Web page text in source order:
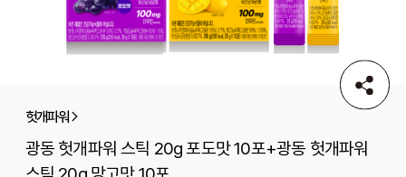
헛개파워
광동 헛개파워 스틱 20g 포도맛 10포+광동 헛개파워